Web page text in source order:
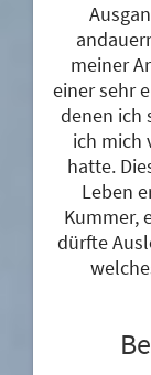
meiner
einer sehr
denen ich
ich mich
hatte.
Leben
Kummer,
dürfte